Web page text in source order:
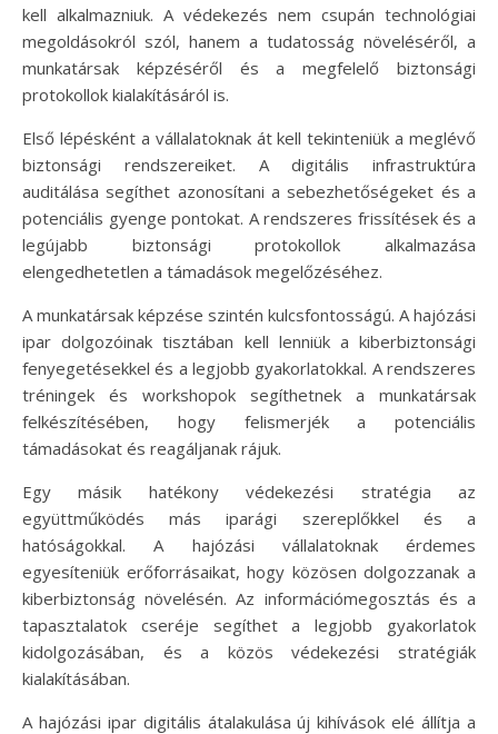
kell alkalmazniuk. A védekezés nem csupán technológiai
megoldásokról szól, hanem a tudatosság növeléséről, a
munkatársak képzéséről és a megfelelő biztonsági
protokollok kialakításáról is.
Első lépésként a vállalatoknak át kell tekinteniük a meglévő
biztonsági rendszereiket. A digitális infrastruktúra
auditálása segíthet azonosítani a sebezhetőségeket és a
potenciális gyenge pontokat. A rendszeres frissítések és a
legújabb biztonsági protokollok alkalmazása
elengedhetetlen a támadások megelőzéséhez.
A munkatársak képzése szintén kulcsfontosságú. A hajózási
ipar dolgozóinak tisztában kell lenniük a kiberbiztonsági
fenyegetésekkel és a legjobb gyakorlatokkal. A rendszeres
tréningek és workshopok segíthetnek a munkatársak
felkészítésében, hogy felismerjék a potenciális
támadásokat és reagáljanak rájuk.
Egy másik hatékony védekezési stratégia az
együttműködés más iparági szereplőkkel és a
hatóságokkal. A hajózási vállalatoknak érdemes
egyesíteniük erőforrásaikat, hogy közösen dolgozzanak a
kiberbiztonság növelésén. Az információmegosztás és a
tapasztalatok cseréje segíthet a legjobb gyakorlatok
kidolgozásában, és a közös védekezési stratégiák
kialakításában.
A hajózási ipar digitális átalakulása új kihívások elé állítja a